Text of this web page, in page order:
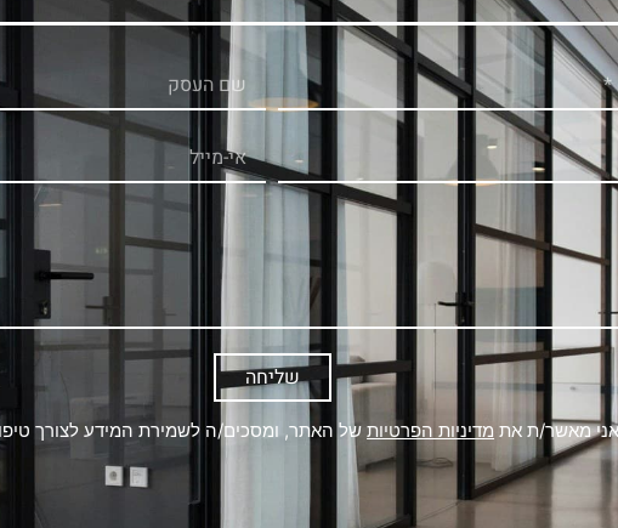
שליחה
מאשר/ת את מדיניות הפרטיותשל האתר, ומסכים/ה לשמירת המידע לצורך